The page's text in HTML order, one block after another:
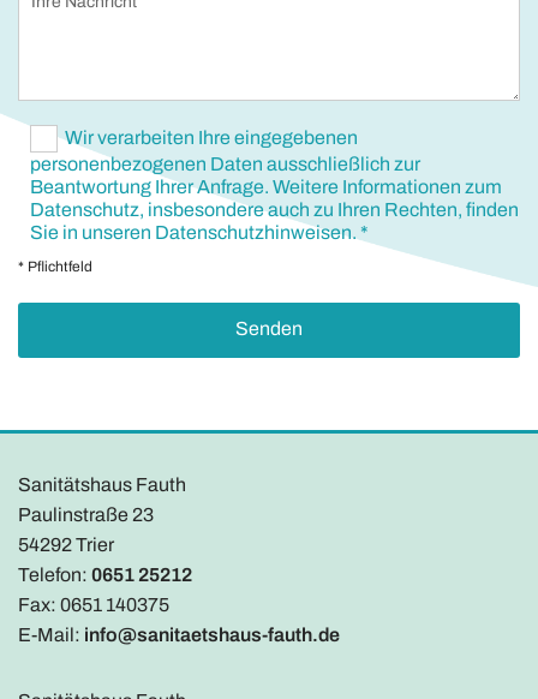
Wir verarbeiten Ihre eingegebenen
personenbezogenen Daten ausschließlich zur
Beantwortung Ihrer Anfrage. Weitere Informationen zum
Datenschutz, insbesondere auch zu Ihren Rechten, finden
Sie in unseren Datenschutzhinweisen. *
* Pflichtfeld
Sanitätshaus Fauth
Paulinstraße 23
54292 Trier
Telefon: 0651 25212
Fax: 0651 140375
E-Mail: info@sanitaetshaus-fauth.de